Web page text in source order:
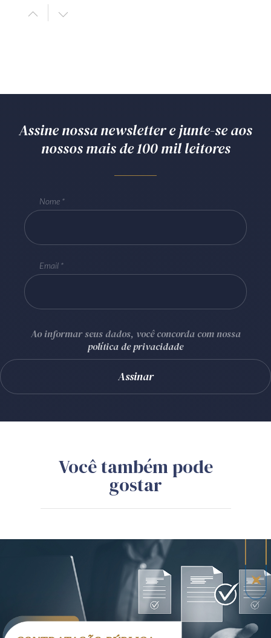
Assine nossa newsletter e junte-se aos
nossos mais de 100 mil leitores
Nome
Email
Ao informar seus dados, você concorda com nossa
política de privacidade
Você também pode
gostar